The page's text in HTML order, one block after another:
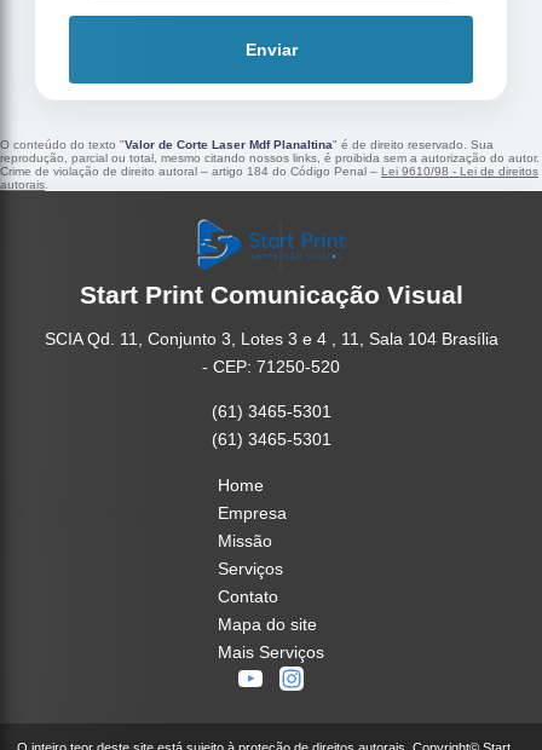
Enviar
O conteúdo do texto "Valor de Corte Laser Mdf Planaltina" é de direito reservado. Sua
reprodução, parcial ou total, mesmo citando nossos links, é proibida sem a autorização do autor.
Crime de violação de direito autoral – artigo 184 do Código Penal – Lei 9610/98 - Lei de direitos
autorais
Start Print Comunicação Visual
SCIA Qd. 11, Conjunto 3, Lotes 3 e 4 , 11, Sala 104 Brasília
- CEP: 71250-520
(61) 3465-5301
(61) 3465-5301
Home
Empresa
Missão
Serviços
Contato
Mapa do site
Mais Serviços